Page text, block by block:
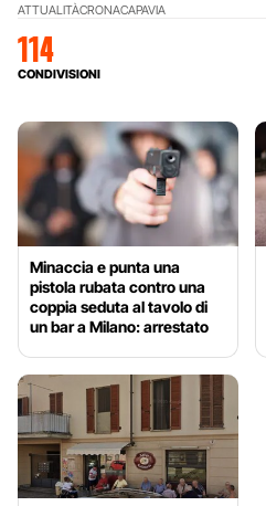
ATTUALITÀCRONACAPAVIA
114
CONDIVISIONI
Minaccia e punta una
pistola rubata contro una
coppia seduta al tavolo di
un bar a Milano: arrestato